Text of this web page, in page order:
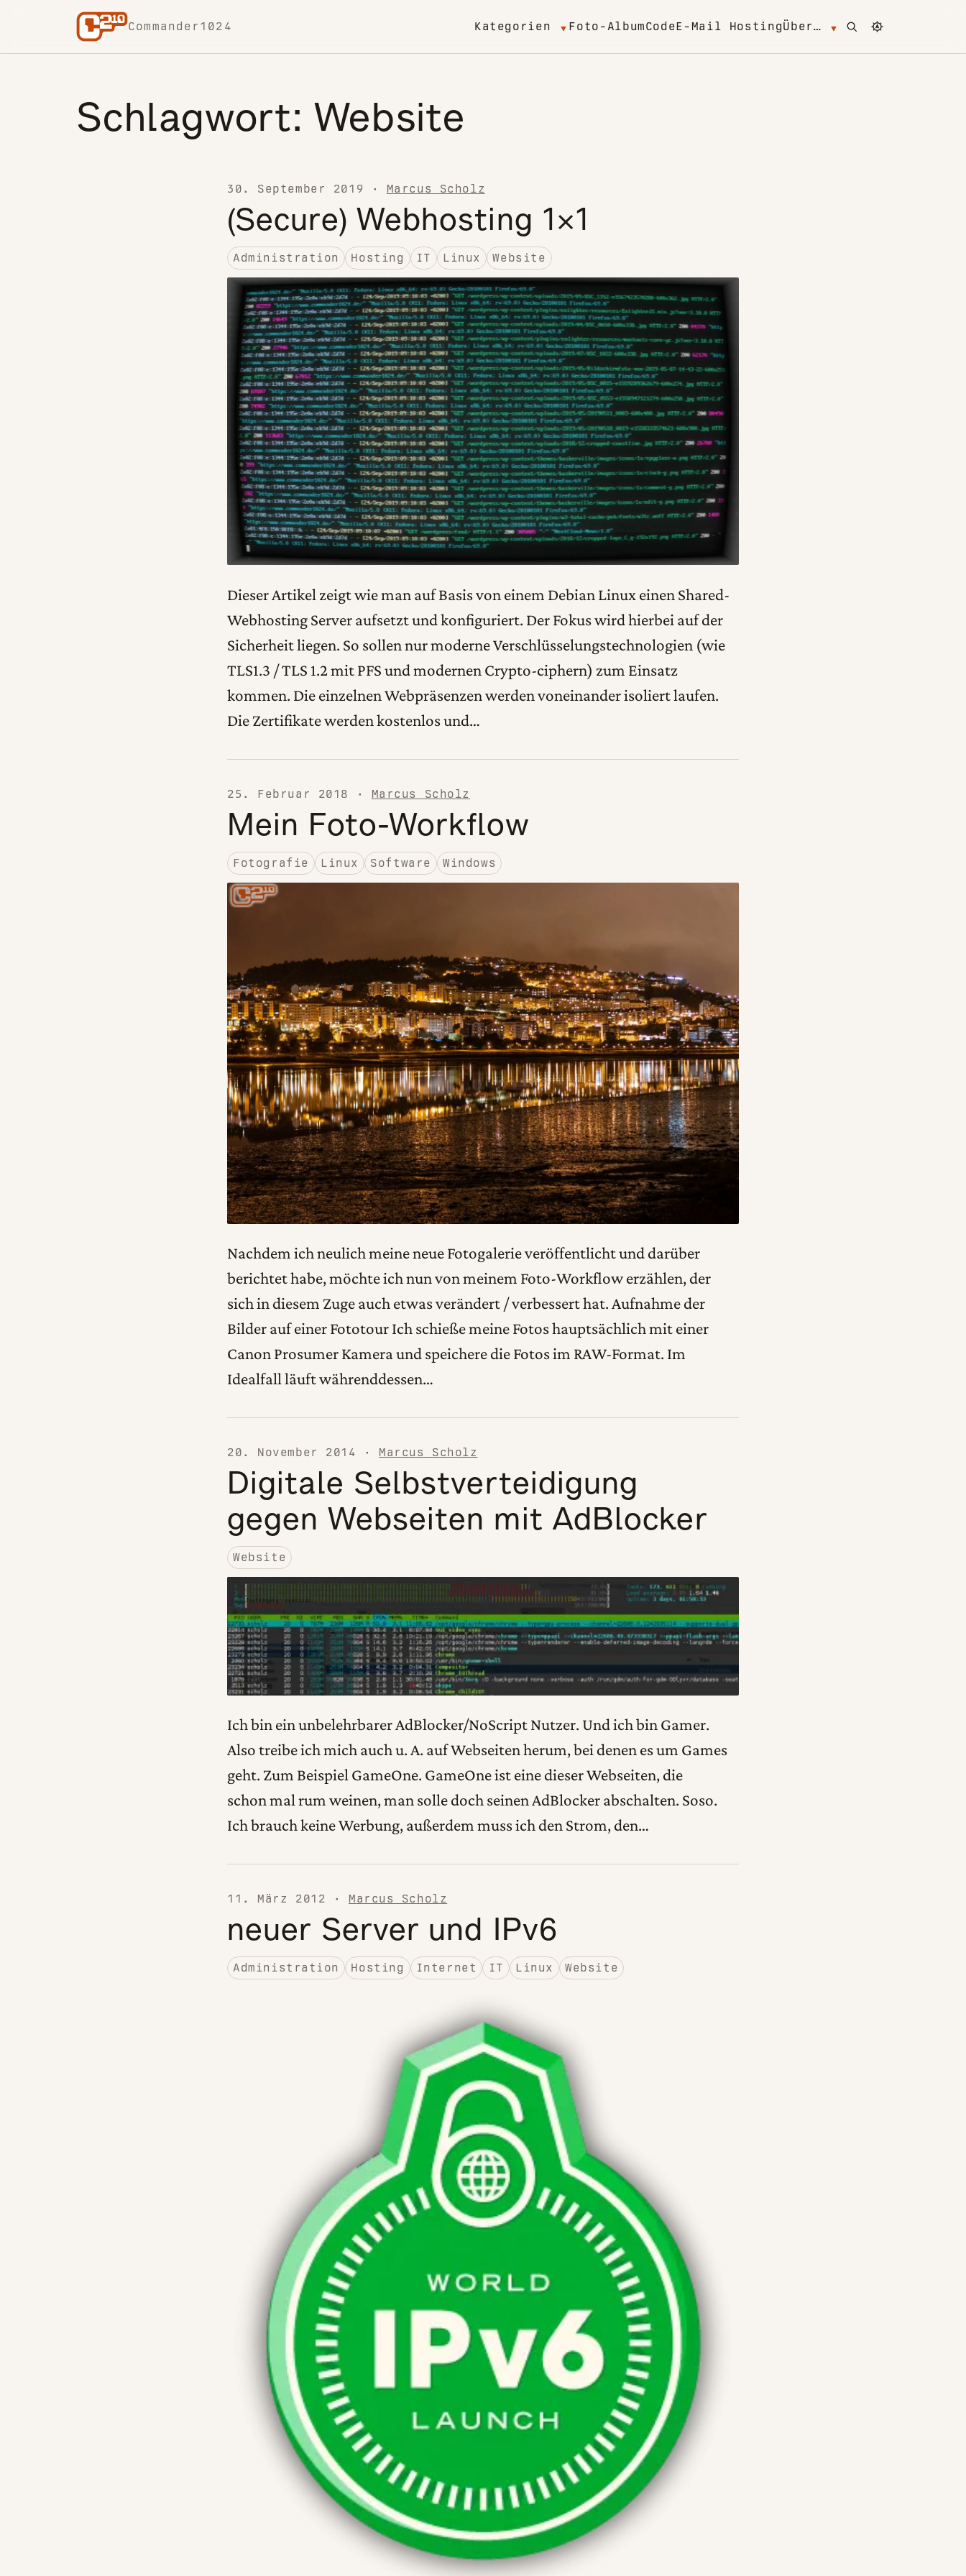
Skip to content
Commander1024 Kategorien Foto-AlbumCodeE-Mail HostingÜber… Open search
Change color
Schlagwort: Website
30. September 2019 · Marcus Scholz
(Secure) Webhosting 1×1
Administration Hosting IT Linux Website
Dieser Artikel zeigt wie man auf Basis von einem Debian Linux einen Shared-
Webhosting Server aufsetzt und konfiguriert. Der Fokus wird hierbei auf der
Sicherheit liegen. So sollen nur moderne Verschlüsselungstechnologien (wie
TLS1.3 / TLS 1.2 mit PFS und modernen Crypto-ciphern) zum Einsatz
kommen. Die einzelnen Webpräsenzen werden voneinander isoliert laufen.
Die Zertifikate werden kostenlos und…
25. Februar 2018 · Marcus Scholz
Mein Foto-Workflow
Fotografie Linux Software Windows
Nachdem ich neulich meine neue Fotogalerie veröffentlicht und darüber
berichtet habe, möchte ich nun von meinem Foto-Workflow erzählen, der
sich in diesem Zuge auch etwas verändert / verbessert hat. Aufnahme der
Bilder auf einer Fototour Ich schieße meine Fotos hauptsächlich mit einer
Canon Prosumer Kamera und speichere die Fotos im RAW-Format. Im
Idealfall läuft währenddessen…
20. November 2014 · Marcus Scholz
Digitale Selbstverteidigung
gegen Webseiten mit AdBlocker
Website
Ich bin ein unbelehrbarer AdBlocker/NoScript Nutzer. Und ich bin Gamer.
Also treibe ich mich auch u. A. auf Webseiten herum, bei denen es um Games
geht. Zum Beispiel GameOne. GameOne ist eine dieser Webseiten, die
schon mal rum weinen, man solle doch seinen AdBlocker abschalten. Soso.
Ich brauch keine Werbung, außerdem muss ich den Strom, den…
11. März 2012 · Marcus Scholz
neuer Server und IPv6
Administration Hosting Internet IT Linux Website